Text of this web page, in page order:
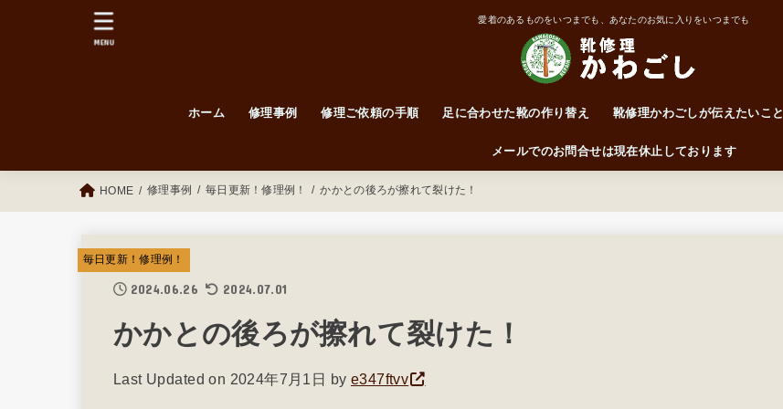
愛着のあるものをいつまでも、あなたのお気に入りをいつまでも
ホーム 修理事例 修理ご依頼の手順 足に合わせた靴の作り替え 靴修理かわごしが伝えたいこと
靴はかかとで履くもの
ワイズって何なん？
前に突っ込んだらアカン！
サイズ・ワイズ表
メールでのお問合せは現在休止しております
MENU
HOME 修理事例 毎日更新！修理例！ かかとの後ろが擦れて裂けた！
毎日更新！修理例！
2024.06.26 2024.07.01
かかとの後ろが擦れて裂けた！
Last Updated on 2024年7月1日 by e347ftvv